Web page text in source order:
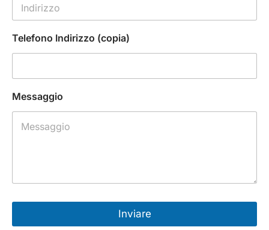
Telefono Indirizzo (copia)
Messaggio
Inviare